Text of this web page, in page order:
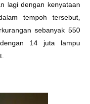
lagi dengan kenyataan
tempoh tersebut,
sebanyak 550
14 juta lampu